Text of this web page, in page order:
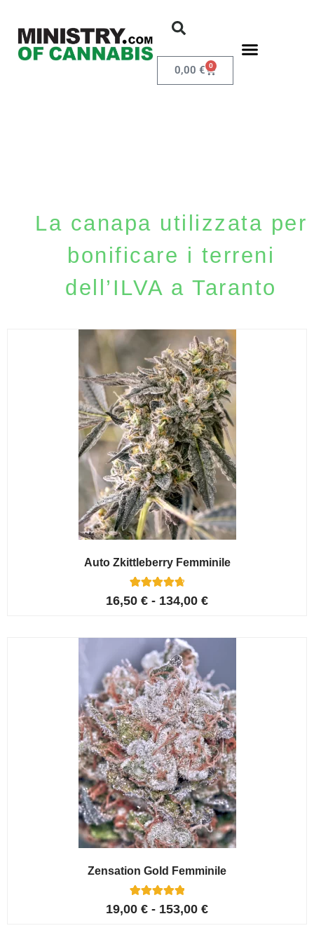
0,00 € 0
La canapa utilizzata per
bonificare i terreni
dell’ILVA a Taranto
Auto Zkittleberry Femminile
Valutato
4.80
5
recensioni
16,50 € - 134,00 €
Zensation Gold Femminile
Valutato
5.00
6
19,00 € - 153,00 €